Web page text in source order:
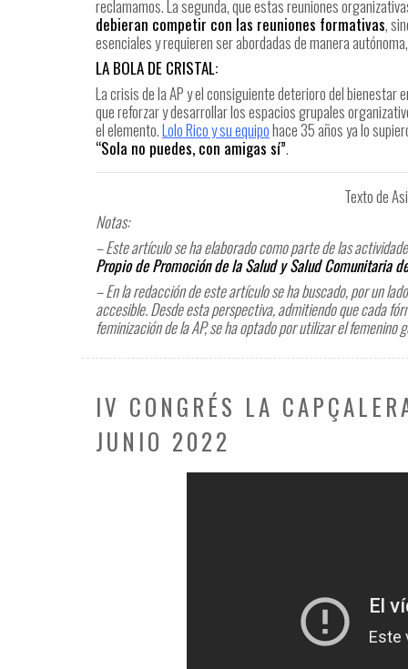
reclamamos. La segunda, que estas reuniones
debieran competir con las reuniones formativas,
esenciales y requieren ser abordadas de manera
LA BOLA DE CRISTAL:
La crisis de la AP y el consiguiente deterioro del bienestar
que reforzar y desarrollar los espacios grupales
el elemento.Lolo Rico y su equipohace 35 años ya lo
“Sola no puedes, con amigas sí”.
Texto de
Notas:
– Este artículo se ha elaborado como parte de las
Propio de Promoción de la Salud y Salud Comunitaria
– En la redacción de este artículo se ha buscado, por un
accesible. Desde esta perspectiva, admitiendo que cada
feminización de la AP, se ha optado por utilizar el femenino
IV CONGRÉS LA
JUNIO 2022